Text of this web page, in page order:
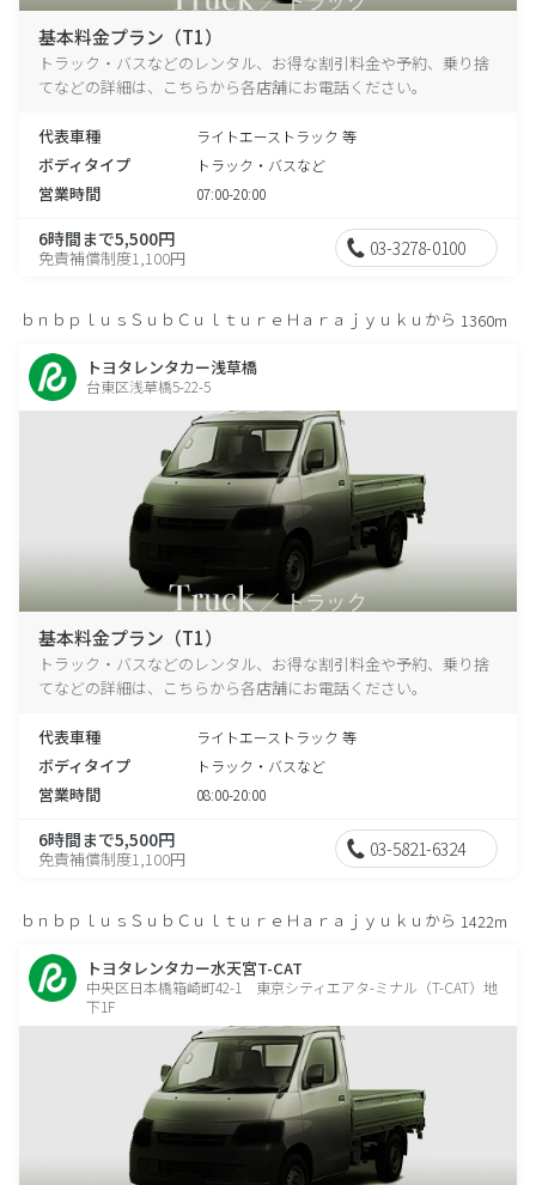
基本料金プラン（T1）
トラック・バスなどのレンタル、お得な割引料金や予約、乗り捨
てなどの詳細は、こちらから各店舗にお電話ください。
代表車種 ライトエーストラック 等
ボディタイプ トラック・バスなど
営業時間 07:00-20:00
6時間まで5,500円
免責補償制度1,100円 03-3278-0100
ｂｎｂｐｌｕｓＳｕｂＣｕｌｔｕｒｅＨａｒａｊｙｕｋｕから 1360m
トヨタレンタカー浅草橋
台東区浅草橋5-22-5
基本料金プラン（T1）
トラック・バスなどのレンタル、お得な割引料金や予約、乗り捨
てなどの詳細は、こちらから各店舗にお電話ください。
代表車種 ライトエーストラック 等
ボディタイプ トラック・バスなど
営業時間 08:00-20:00
6時間まで5,500円
免責補償制度1,100円 03-5821-6324
ｂｎｂｐｌｕｓＳｕｂＣｕｌｔｕｒｅＨａｒａｊｙｕｋｕから 1422m
トヨタレンタカー水天宮T-CAT
中央区日本橋箱崎町42-1 東京シティエアタ-ミナル（T-CAT）地
下1F